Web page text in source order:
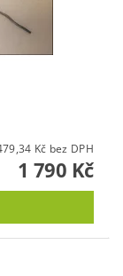
1 479,34 Kč bez DPH
1 790 Kč